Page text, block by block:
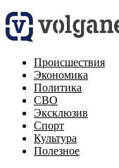
Происшествия
Экономика
Политика
СВО
Эксклюзив
Спорт
Культура
Полезное